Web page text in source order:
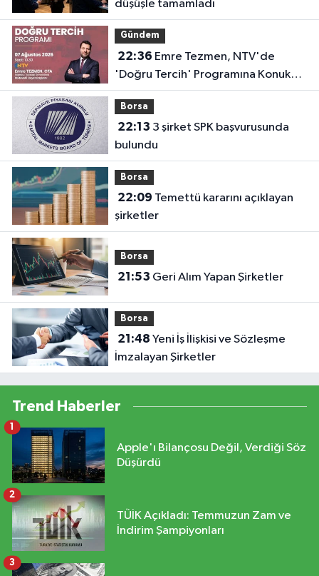
düşüşle tamamladı
Gündem
22:36
'Doğru Tercih' Programına Konuk
Olacak
Borsa
22:13
bulundu
Borsa
22:09
şirketler
Borsa
21:53 Geri Alım Yapan Şirketler
Borsa
21:48
İmzalayan Şirketler
Trend Haberler
Apple'ı Bilançosu Değil, Verdiği Söz
Düşürdü
1
TÜİK Açıkladı: Temmuzun Zam ve
İndirim Şampiyonları
2
3